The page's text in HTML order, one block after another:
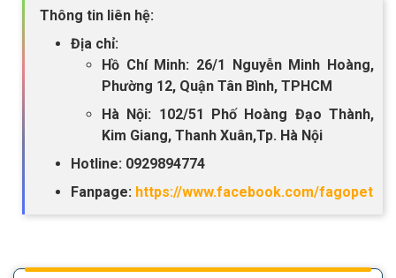
Thông tin liên hệ:
Địa chỉ:
Hồ Chí Minh: 26/1 Nguyễn Minh Hoàng,
Phường 12, Quận Tân Bình, TPHCM
Hà Nội: 102/51 Phố Hoàng Đạo Thành,
Kim Giang, Thanh Xuân,Tp. Hà Nội
Hotline: 0929894774
Fanpage: https://www.facebook.com/fagopet